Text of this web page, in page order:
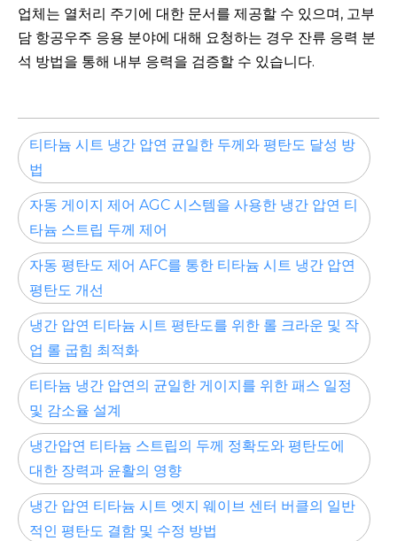
업체는 열처리 주기에 대한 문서를 제공할 수 있으며, 고부
담 항공우주 응용 분야에 대해 요청하는 경우 잔류 응력 분
석 방법을 통해 내부 응력을 검증할 수 있습니다.
티타늄 시트 냉간 압연 균일한 두께와 평탄도 달성 방
법
자동 게이지 제어 AGC 시스템을 사용한 냉간 압연 티
타늄 스트립 두께 제어
자동 평탄도 제어 AFC를 통한 티타늄 시트 냉간 압연
평탄도 개선
냉간 압연 티타늄 시트 평탄도를 위한 롤 크라운 및 작
업 롤 굽힘 최적화
티타늄 냉간 압연의 균일한 게이지를 위한 패스 일정
및 감소율 설계
냉간압연 티타늄 스트립의 두께 정확도와 평탄도에
대한 장력과 윤활의 영향
냉간 압연 티타늄 시트 엣지 웨이브 센터 버클의 일반
적인 평탄도 결함 및 수정 방법